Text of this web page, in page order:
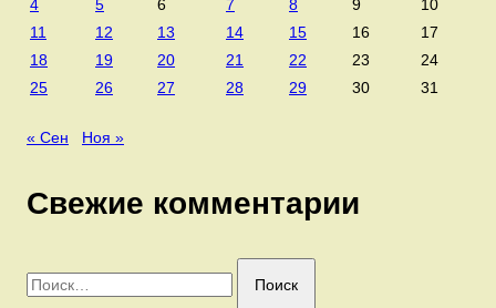
4
5 6 7 8 9
10
11
12 13 14 15 16
17
18
19 20 21 22 23
24
25
26 27 28 29 30 31
« Сен Ноя »
Свежие комментарии
Найти: